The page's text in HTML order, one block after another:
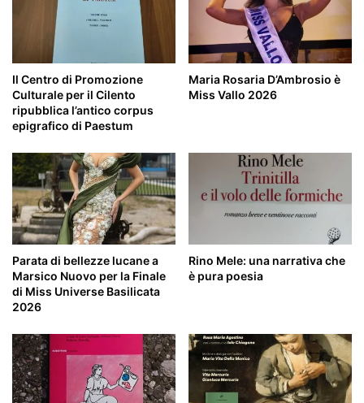
Il Centro di Promozione
Culturale per il Cilento
ripubblica l’antico corpus
epigrafico di Paestum
Maria Rosaria D’Ambrosio è
Miss Vallo 2026
Parata di bellezze lucane a
Marsico Nuovo per la Finale
di Miss Universe Basilicata
2026
Rino Mele: una narrativa che
è pura poesia